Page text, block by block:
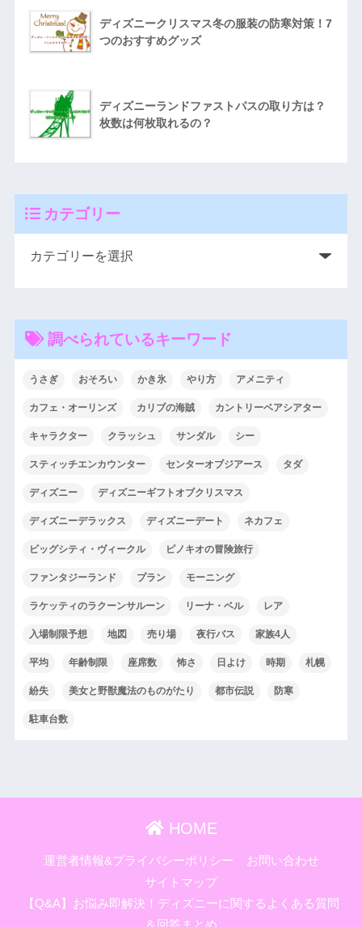
ディズニークリスマス冬の服装の防寒対策！7
つのおすすめグッズ
ディズニーランドファストパスの取り方は？
枚数は何枚取れるの？
カテゴリー
調べられているキーワード
うさぎ おそろい かき氷 やり方 アメニティ
カフェ・オーリンズ カリブの海賊 カントリーベアシアター
キャラクター クラッシュ サンダル シー
スティッチエンカウンター センターオブジアース タダ
ディズニー ディズニーギフトオブクリスマス
ディズニーデラックス ディズニーデート ネカフェ
ビッグシティ・ヴィークル ピノキオの冒険旅行
ファンタジーランド プラン モーニング
ラケッティのラクーンサルーン リーナ・ベル レア
入場制限予想 地図 売り場 夜行バス 家族4人
平均 年齢制限 座席数 怖さ 日よけ 時期 札幌
紛失 美女と野獣魔法のものがたり 都市伝説 防寒
駐車台数
HOME
運営者情報&プライバシーポリシー
お問い合わせ
サイトマップ
【Q&A】お悩み即解決！ディズニーに関するよくある質問